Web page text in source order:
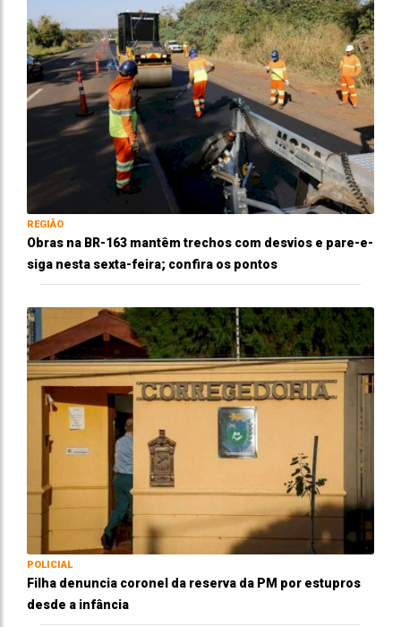
REGIÃO
Obras na BR-163 mantêm trechos com desvios e pare-e-
siga nesta sexta-feira; confira os pontos
POLICIAL
Filha denuncia coronel da reserva da PM por estupros
desde a infância